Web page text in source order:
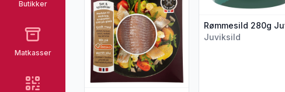
Butikker
Matkasser
Juviksild